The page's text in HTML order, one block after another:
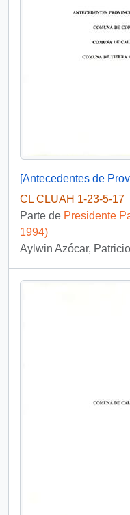
CL CLUAH 1-23-5-17
Parte de Presidente
1994)
Aylwin Azócar,